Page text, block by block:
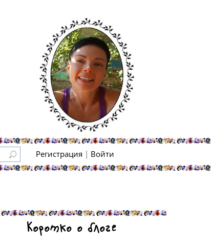
Регистрация | Войти
Коротко о блоге